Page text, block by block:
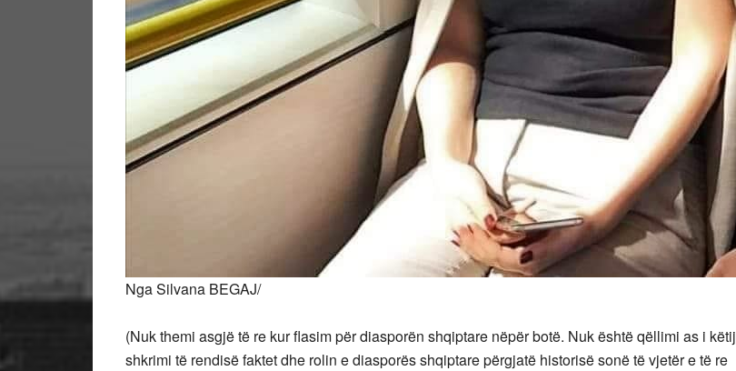
Nga Silvana BEGAJ/
(Nuk themi asgjë të re kur flasim për diasporën shqiptare nëpër botë. Nuk është qëllimi as i këtij
shkrimi të rendisë faktet dhe rolin e diasporës shqiptare përgjatë historisë sonë të vjetër e të re